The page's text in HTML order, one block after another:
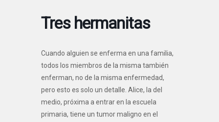
Tres hermanitas
Cuando alguien se enferma en una familia,
todos los miembros de la misma también
enferman, no de la misma enfermedad,
pero esto es solo un detalle. Alice, la del
medio, próxima a entrar en la escuela
primaria, tiene un tumor maligno en el